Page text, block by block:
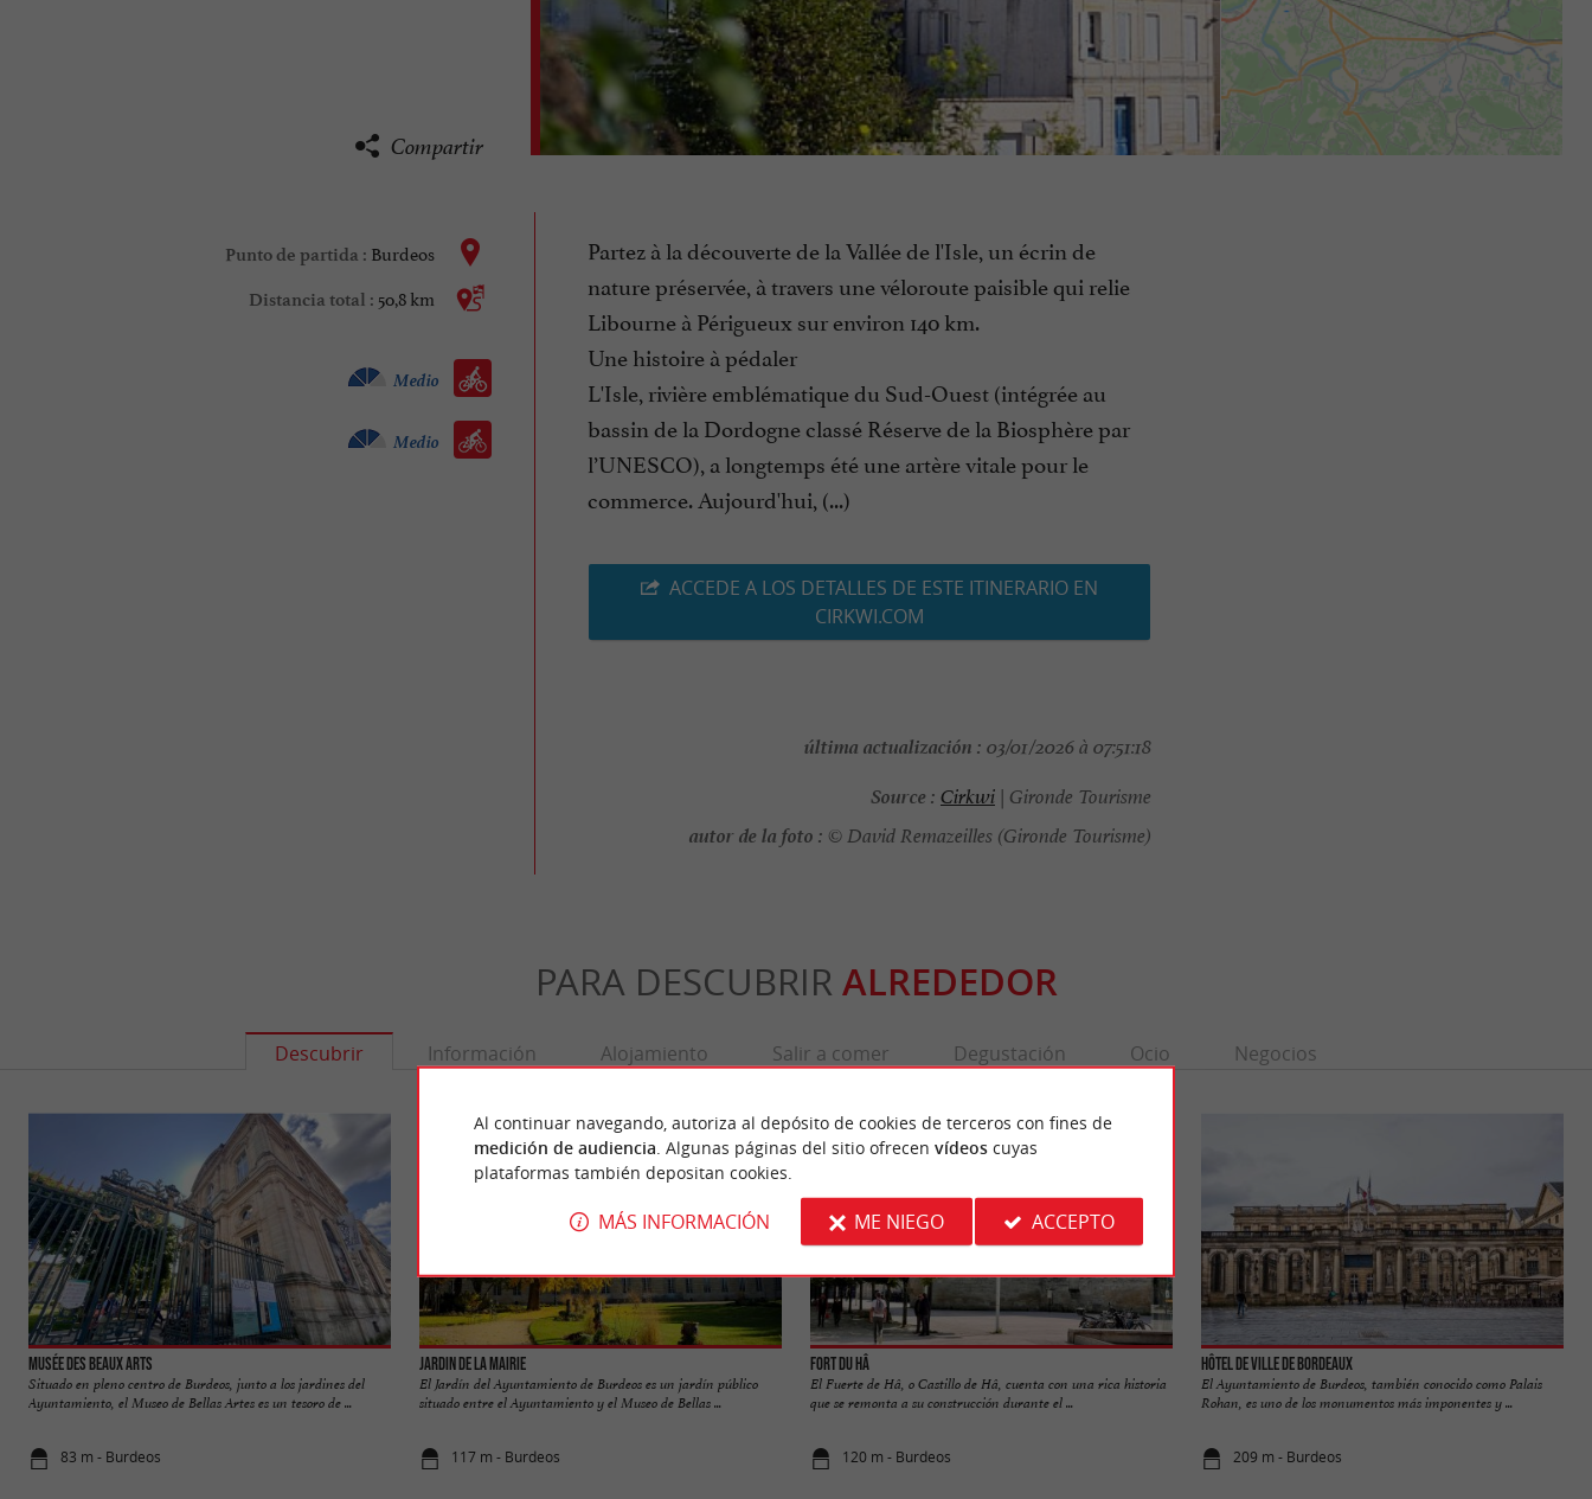
Compartir
Punto de partida : Burdeos
Distancia total : 50,8 km
Bicicleta todo camino :
Medio
Bicicleta de carretera :
Medio
Partez à la découverte de la Vallée de l'Isle, un écrin de
nature préservée, à travers une véloroute paisible qui relie
Libourne à Périgueux sur environ 140 km.
Une histoire à pédaler
L'Isle, rivière emblématique du Sud-Ouest (intégrée au
bassin de la Dordogne classé Réserve de la Biosphère par
l’UNESCO), a longtemps été une artère vitale pour le
commerce. Aujourd'hui, (...)
ACCEDE A LOS DETALLES DE ESTE ITINERARIO EN
CIRKWI.COM
última actualización : 03/01/2026 à 07:51:18
Source : Cirkwi| Gironde Tourisme
autor de la foto : © David Remazeilles (Gironde Tourisme)
PARA DESCUBRIR ALREDEDOR
Descubrir Información Alojamiento Salir a comer Degustación Ocio Negocios
Musée des Beaux Arts
Situado en pleno centro de Burdeos, junto a los jardines del
Ayuntamiento, el Museo de Bellas Artes es un tesoro de ...
83 m - Burdeos
Jardin de la Mairie
El Jardín del Ayuntamiento de Burdeos es un jardín público
situado entre el Ayuntamiento y el Museo de Bellas ...
117 m - Burdeos
Fort du Hâ
El Fuerte de Hâ, o Castillo de Hâ, cuenta con una rica historia
que se remonta a su construcción durante el ...
120 m - Burdeos
Hôtel de Ville de Bordeaux
El Ayuntamiento de Burdeos, también conocido como Palais
Rohan, es uno de los monumentos más imponentes y ...
209 m - Burdeos
Al continuar navegando, autoriza al depósito de cookies de terceros con fines de
medición de audiencia . Algunas páginas del sitio ofrecen vídeoscuyas
plataformas también depositan cookies.
MÁS INFORMACIÓN ME NIEGO ACCEPTO